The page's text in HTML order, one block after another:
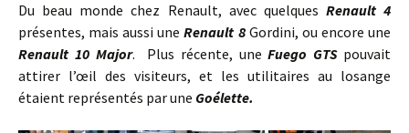
Du beau monde chez Renault, avec quelques Renault 4
présentes, mais aussi uneRenault 8Gordini, ou encore une
Renault 10 Major. Plus récente, uneFuego GTSpouvait
attirer l’œil des visiteurs, et les utilitaires au losange
étaient représentés par une Goélette.